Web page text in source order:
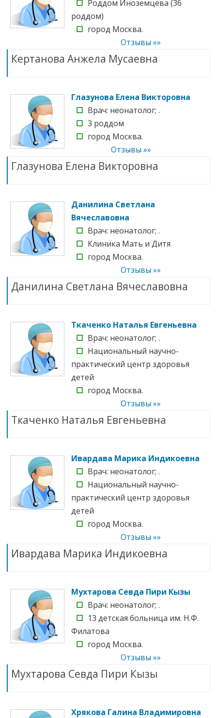
☐ Роддом Иноземцева (36
роддом)
☐ город Москва.
Отзывы »»
Кертанова Анжела Мусаевна
Глазунова Елена Викторовна
☐ Врач: неонатолог; .
☐ 3 роддом
☐ город Москва.
Отзывы »»
Глазунова Елена Викторовна
Данилина Светлана
Вячеславовна
☐ Врач: неонатолог; .
☐ Клиника Мать и Дитя
☐ город Москва.
Отзывы »»
Данилина Светлана Вячеславовна
Ткаченко Наталья Евгеньевна
☐ Врач: неонатолог; .
☐ Национальный научно-
практический центр здоровья
детей
☐ город Москва.
Отзывы »»
Ткаченко Наталья Евгеньевна
Ивардава Марика Индикоевна
☐ Врач: неонатолог; .
☐ Национальный научно-
практический центр здоровья
детей
☐ город Москва.
Отзывы »»
Ивардава Марика Индикоевна
Мухтарова Севда Пири Кызы
☐ Врач: неонатолог; .
☐ 13 детская больница им. Н.Ф.
Филатова
☐ город Москва.
Отзывы »»
Мухтарова Севда Пири Кызы
Хрякова Галина Владимировна